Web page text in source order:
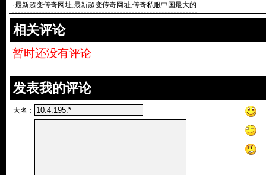
·最新超变传奇网址,最新超变传奇网址,传奇私服中国最大的
游戏发布平台、游
相关评论
暂时还没有评论
发表我的评论
大名：